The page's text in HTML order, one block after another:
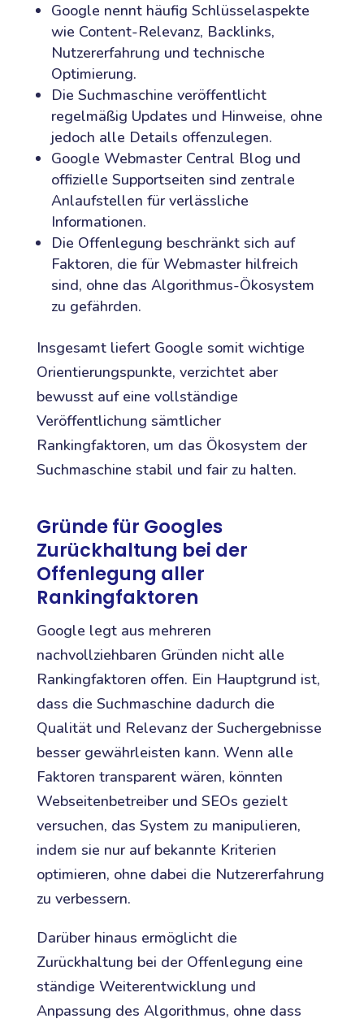
Google nennt häufig Schlüsselaspekte
wie Content-Relevanz, Backlinks,
Nutzererfahrung und technische
Optimierung.
Die Suchmaschine veröffentlicht
regelmäßig Updates und Hinweise, ohne
jedoch alle Details offenzulegen.
Google Webmaster Central Blog und
offizielle Supportseiten sind zentrale
Anlaufstellen für verlässliche
Informationen.
Die Offenlegung beschränkt sich auf
Faktoren, die für Webmaster hilfreich
sind, ohne das Algorithmus-Ökosystem
zu gefährden.
Insgesamt liefert Google somit wichtige
Orientierungspunkte, verzichtet aber
bewusst auf eine vollständige
Veröffentlichung sämtlicher
Rankingfaktoren, um das Ökosystem der
Suchmaschine stabil und fair zu halten.
Gründe für Googles
Zurückhaltung bei der
Offenlegung aller
Rankingfaktoren
Google legt aus mehreren
nachvollziehbaren Gründen nicht alle
Rankingfaktoren offen. Ein Hauptgrund ist,
dass die Suchmaschine dadurch die
Qualität und Relevanz der Suchergebnisse
besser gewährleisten kann. Wenn alle
Faktoren transparent wären, könnten
Webseitenbetreiber und SEOs gezielt
versuchen, das System zu manipulieren,
indem sie nur auf bekannte Kriterien
optimieren, ohne dabei die Nutzererfahrung
zu verbessern.
Darüber hinaus ermöglicht die
Zurückhaltung bei der Offenlegung eine
ständige Weiterentwicklung und
Anpassung des Algorithmus, ohne dass